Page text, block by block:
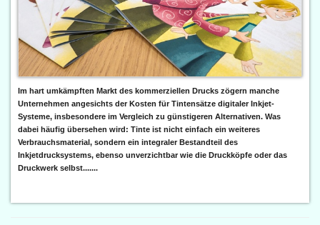
Im hart umkämpften Markt des kommerziellen Drucks zögern manche
Unternehmen angesichts der Kosten für Tintensätze digitaler Inkjet-
Systeme, insbesondere im Vergleich zu günstigeren Alternativen. Was
dabei häufig übersehen wird: Tinte ist nicht einfach ein weiteres
Verbrauchsmaterial, sondern ein integraler Bestandteil des
Inkjetdrucksystems, ebenso unverzichtbar wie die Druckköpfe oder das
Druckwerk selbst.......